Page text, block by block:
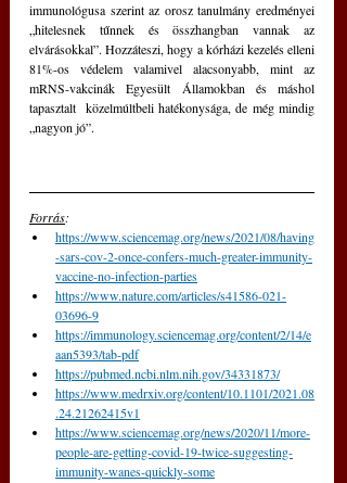
immunológusa szerint az orosz tanulmány eredményei
„hitelesnek tűnnek és összhangban vannak az
elvárásokkal”. Hozzáteszi, hogy a kórházi kezelés elleni
81%-os védelem valamivel alacsonyabb, mint az
mRNS-vakcinák Egyesült Államokban és máshol
tapasztalt  közelmúltbeli hatékonysága, de még mindig
„nagyon jó”.
Forrás:
https://www.sciencemag.org/news/2021/08/having
-sars-cov-2-once-confers-much-greater-immunity-
vaccine-no-infection-parties
https://www.nature.com/articles/s41586-021-
03696-9
https://immunology.sciencemag.org/content/2/14/e
aan5393/tab-pdf
https://pubmed.ncbi.nlm.nih.gov/34331873/
https://www.medrxiv.org/content/10.1101/2021.08
.24.21262415v1
https://www.sciencemag.org/news/2020/11/more-
people-are-getting-covid-19-twice-suggesting-
immunity-wanes-quickly-some